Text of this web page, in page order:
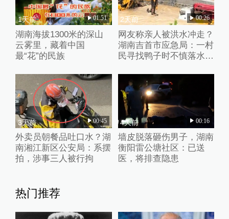
1天前 01:51
湖南海拔1300米的深山
云雾里，藏着中国
最“花”的民族
2天前 00:26
网友称亲人被洪水冲走？
湖南吉首市应急局：一村
民寻找鸭子时不慎落水，
3天前 00:45
外卖员朝餐品吐口水？湖
南湘江新区公安局：系摆
拍，涉事三人被行拘
4天前 00:16
墙皮脱落砸伤男子，湖南
衡阳雷公塘社区：已送
医，将排查隐患
热门推荐